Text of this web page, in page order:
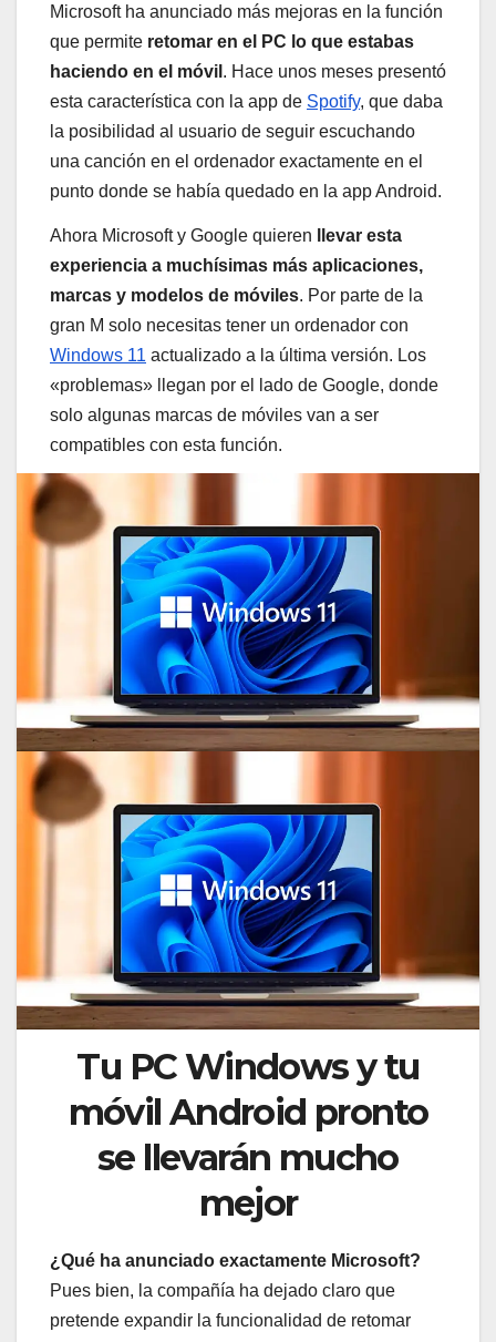
Microsoft ha anunciado más mejoras en la función
que permite retomar en el PC lo que estabas
haciendo en el móvil . Hace unos meses presentó
esta característica con la app de Spotify, que daba
la posibilidad al usuario de seguir escuchando
una canción en el ordenador exactamente en el
punto donde se había quedado en la app Android.
Ahora Microsoft y Google quieren
llevar esta
experiencia a muchísimas más aplicaciones,
marcas y modelos de móviles. Por parte de la
gran M solo necesitas tener un ordenador con
Windows 11 actualizado a la última versión. Los
«problemas» llegan por el lado de Google, donde
solo algunas marcas de móviles van a ser
compatibles con esta función.
Tu PC Windows y tu
móvil Android pronto
se llevarán mucho
mejor
¿Qué ha anunciado exactamente Microsoft?
Pues bien, la compañía ha dejado claro que
pretende expandir la funcionalidad de retomar